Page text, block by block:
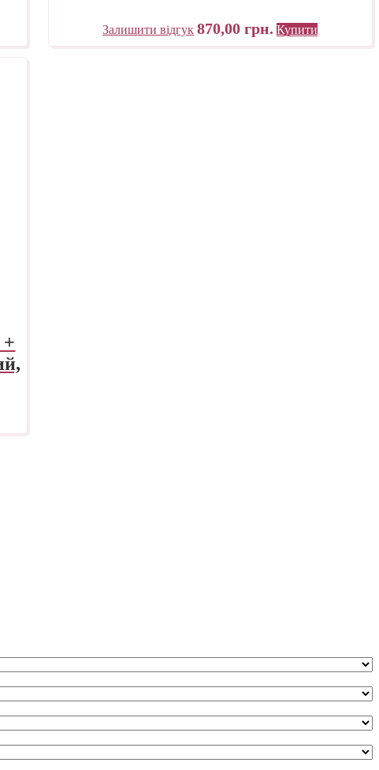
Залишити відгук 870,00грн. Купити